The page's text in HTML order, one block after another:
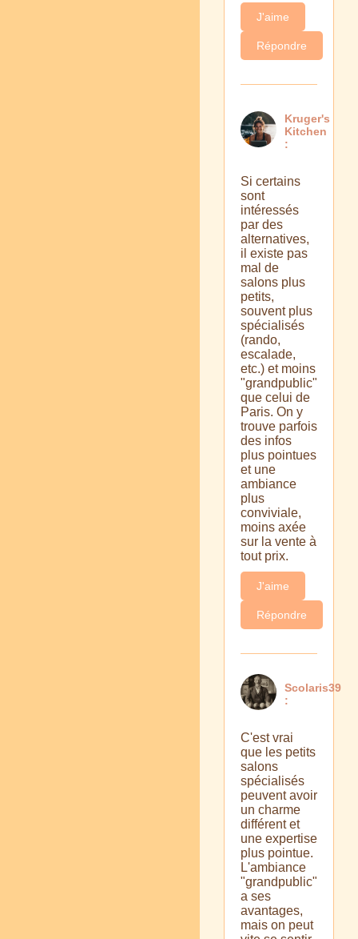
J'aime
Répondre
Kruger's
Kitchen
:
Si certains
sont
intéressés
par des
alternatives,
il existe pas
mal de
salons plus
petits,
souvent plus
spécialisés
(rando,
escalade,
etc.) et moins
"grandpublic"
que celui de
Paris. On y
trouve parfois
des infos
plus pointues
et une
ambiance
plus
conviviale,
moins axée
sur la vente à
tout prix.
J'aime
Répondre
Scolaris39
:
C'est vrai
que les petits
salons
spécialisés
peuvent avoir
un charme
différent et
une expertise
plus pointue.
L'ambiance
"grandpublic"
a ses
avantages,
mais on peut